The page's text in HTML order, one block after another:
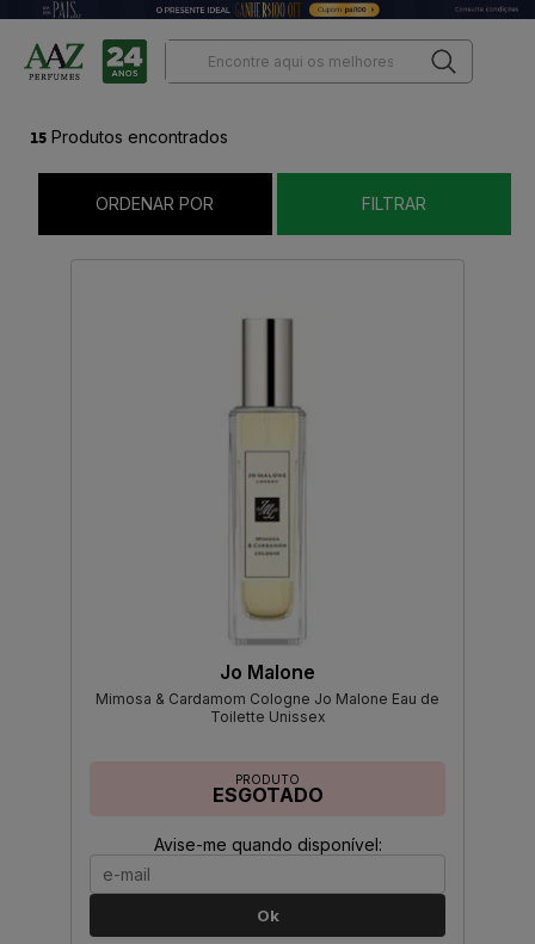
15 Produtos encontrados
ORDENAR POR FILTRAR
Jo Malone
Mimosa & Cardamom Cologne Jo Malone Eau de
Toilette Unissex
PRODUTO
ESGOTADO
Avise-me quando disponível:
Ok